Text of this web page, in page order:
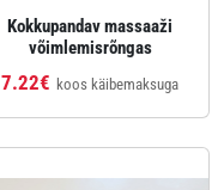
Kokkupandav massaaži
võimlemisrõngas
7.22€ koos käibemaksuga